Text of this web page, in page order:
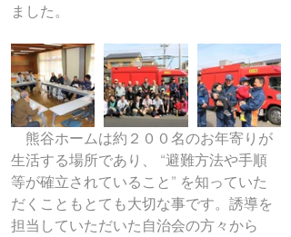
ました。
熊谷ホームは約２００名のお年寄りが
生活する場所であり、 “避難方法や手順
等が確立されていること” を知っていた
だくこともとても大切な事です。誘導を
担当していただいた自治会の方々から